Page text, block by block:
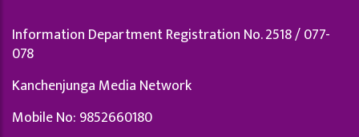
Information Department Registration No. 2518 / 077-
078
Kanchenjunga Media Network
Mobile No: 9852660180